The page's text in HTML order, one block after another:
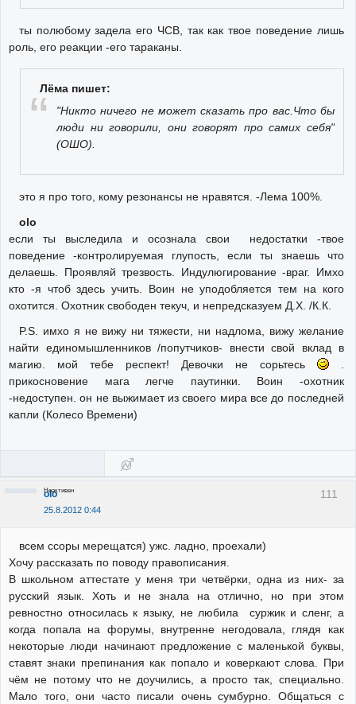
ты полюбому задела его ЧСВ, так как твое поведение лишь
роль, его реакции -его тараканы.
Лёма пишет:
"Никто ничего не может сказать про вас.Что бы
люди ни говорили, они говорят про самих себя"
(ОШО).
это я про того, кому резонансы не нравятся. -Лема 100%.
olo
если ты выследила и осознала свои недостатки -твое
поведение -контролируемая глупость, если ты знаешь что
делаешь. Проявляй трезвость. Индулюгирование -враг. Имхо
кто -я чтоб здесь учить. Воин не уподобляется тем на кого
охотится. Охотник свободен текуч, и непредсказуем Д.Х. /К.К.
P.S. имхо я не вижу ни тяжести, ни надлома, вижу желание
найти единомышленников /попутчиков- внести свой вклад в
магию. мой тебе респект! Девочки не сорьтесь
.
прикосновение мага легче паутинки. Воин -охотник
-недоступен. он не выжимает из своего мира все до последней
капли (Колесо Времени)
111
olo
25.8.2012 0:44
Неактивен
всем ссоры мерещатся) ужс. ладно, проехали)
Хочу рассказать по поводу правописания.
В школьном аттестате у меня три четвёрки, одна из них- за
русский язык. Хоть и не знала на отлично, но при этом
ревностно относилась к языку, не любила суржик и сленг, а
когда попала на форумы, внутренне негодовала, глядя как
некоторые люди начинают предложение с маленькой буквы,
ставят знаки препинания как попало и коверкают слова. При
чём не потому что не доучились, а просто так, специально.
Мало того, они часто писали очень сумбурно. Общаться с